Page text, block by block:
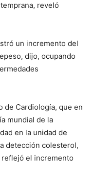
reveló
un incremento del
dijo, ocupando
de Cardiología, que en
mundial de la
en la unidad de
detección colesterol,
el incremento